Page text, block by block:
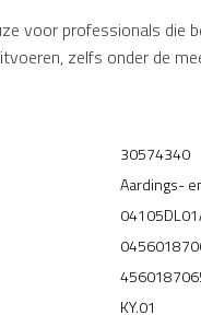
voor professionals die
zelfs onder de
30574340
Aardings-
KY.01